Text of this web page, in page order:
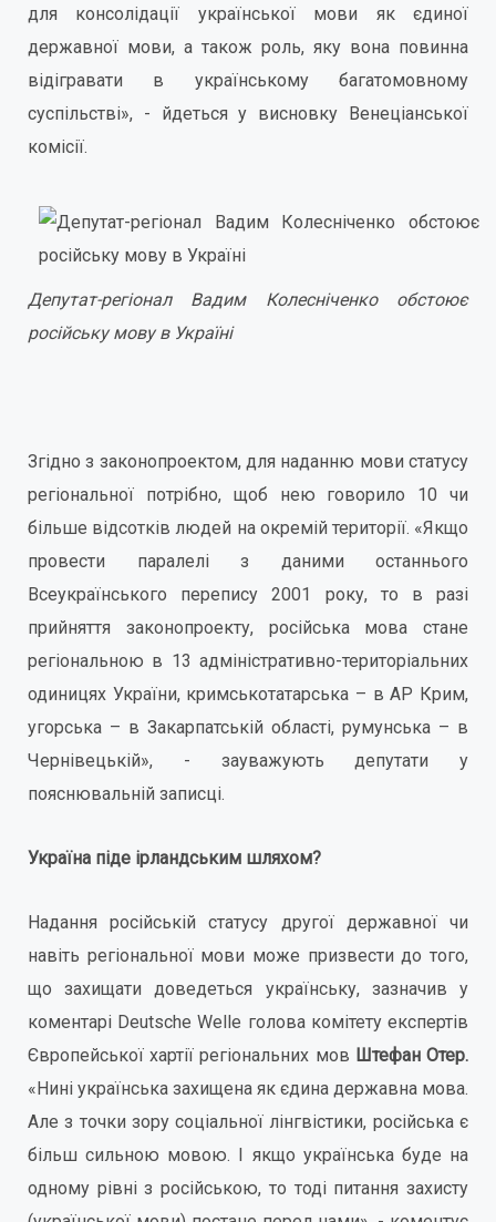
для консолідації української мови як єдиної
державної мови, а також роль, яку вона повинна
відігравати в українському багатомовному
суспільстві», - йдеться у висновку Венеціанської
комісії.
Депутат-регіонал Вадим Колесніченко обстоює
російську мову в Україні
Згідно з законопроектом, для наданню мови статусу
регіональної потрібно, щоб нею говорило 10 чи
більше відсотків людей на окремій території. «Якщо
провести паралелі з даними останнього
Всеукраїнського перепису 2001 року, то в разі
прийняття законопроекту, російська мова стане
регіональною в 13 адміністративно-територіальних
одиницях України, кримськотатарська – в АР Крим,
угорська – в Закарпатській області, румунська – в
Чернівецькій», - зауважують депутати у
пояснювальній записці.
Україна піде ірландським шляхом?
Надання російській статусу другої державної чи
навіть регіональної мови може призвести до того,
що захищати доведеться українську, зазначив у
коментарі Deutsche Welle голова комітету експертів
Європейської хартії регіональних мов Штефан Отер.
«Нині українська захищена як єдина державна мова.
Але з точки зору соціальної лінгвістики, російська є
більш сильною мовою. І якщо українська буде на
одному рівні з російською, то тоді питання захисту